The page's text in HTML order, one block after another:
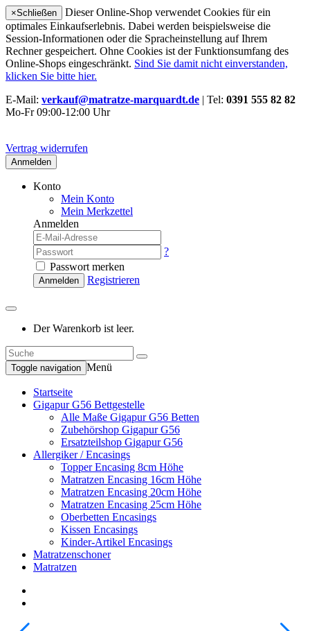
×Schließen
Dieser Online-Shop verwendet Cookies für ein
optimales Einkaufserlebnis. Dabei werden beispielsweise die
Session-Informationen oder die Spracheinstellung auf Ihrem
Rechner gespeichert. Ohne Cookies ist der Funktionsumfang des
Online-Shops eingeschränkt. Sind Sie damit nicht einverstanden,
klicken Sie bitte hier.
E-Mail: verkauf@matratze-marquardt.de | Tel: 0391 555 82 82
Mo-Fr 09:00-12:00 Uhr
Vertrag widerrufen
Anmelden
Konto
Mein Konto
Mein Merkzettel
Anmelden
?
Passwort merken
Anmelden Registrieren
Der Warenkorb ist leer.
Toggle navigation Menü
Startseite
Gigapur G56 Bettgestelle
Alle Maße Gigapur G56 Betten
Zubehörshop Gigapur G56
Ersatzteilshop Gigapur G56
Allergiker / Encasings
Topper Encasing 8cm Höhe
Matratzen Encasing 16cm Höhe
Matratzen Encasing 20cm Höhe
Matratzen Encasing 25cm Höhe
Oberbetten Encasings
Kissen Encasings
Kinder-Artikel Encasings
Matratzenschoner
Matratzen